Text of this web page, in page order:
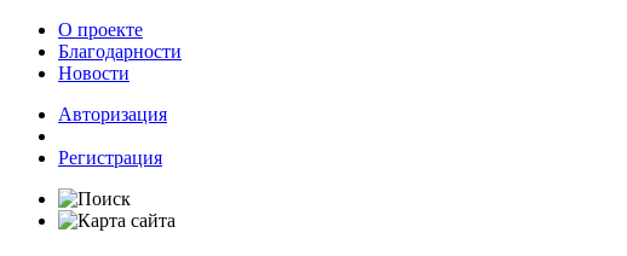
О проекте
Благодарности
Новости
Авторизация
Регистрация